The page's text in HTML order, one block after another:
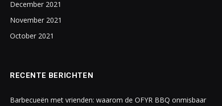
December 2021
November 2021
October 2021
RECENTE BERICHTEN
Barbecueën met vrienden: waarom de OFYR BBQ onmisbaar